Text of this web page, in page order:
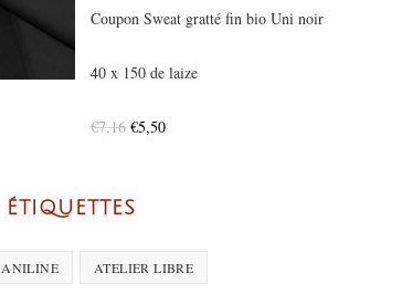
Coupon Sweat gratté fin bio Uni noir
40 x 150 de laize
€7,16 €5,50
ÉTIQUETTES
ANILINE ATELIER LIBRE